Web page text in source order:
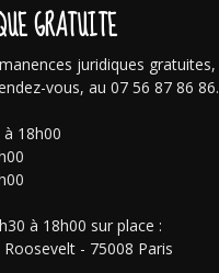
GRATUITE
juridiques gratuites,
vous, au 07 56 87 86 86.
18h00
à 18h00 sur place :
- 75008 Paris